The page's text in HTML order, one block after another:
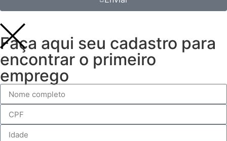
Faça aqui seu cadastro para
encontrar o primeiro
emprego